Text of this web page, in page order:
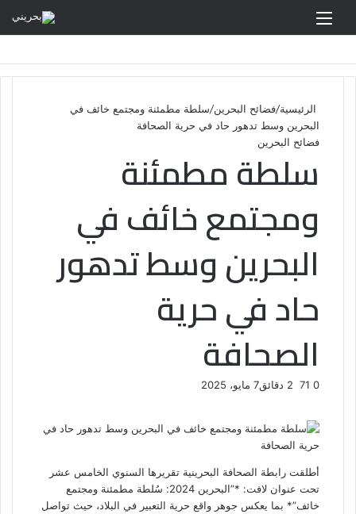
الرئيسية/فضائح البحرين/سلطة مطمئنة ومجتمع خائف في
البحرين وسط تدهور حاد في حرية الصحافة
فضائح البحرين
سلطة مطمئنة
ومجتمع خائف في
البحرين وسط تدهور
حاد في حرية
الصحافة
7 مايو، 2025 0
ي
س
ب
و
ي
ت
ر
ي
ن
ك
د
ن
u
m
b
r
ن
ت
ي
e
d
ت
س
ب
أطلقت رابطة الصحافة البحرينية تقريرها السنوي الخامس عشر
تحت عنوان لافت: *”البحرين 2024: سُلطة مطمئنة ومجتمع
خائف”* بما يعكس جوهر واقع حرية التعبير في البلاد، حيث تواصل